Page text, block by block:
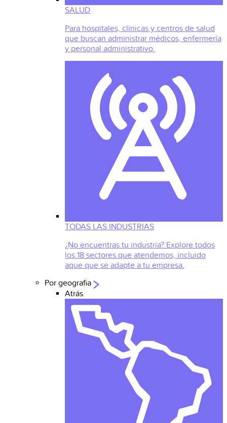
SALUD
Para hospitales, clínicas y centros de salud
que buscan administrar médicos, enfermería
y personal administrativo.
TODAS LAS INDUSTRIAS
¿No encuentras tu industria? Explore todos
los 18 sectores que atendemos, incluido
aque que se adapte a tu empresa.
Por geografia
Atrás